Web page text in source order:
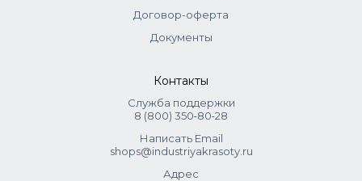
Договор-оферта
Документы
Контакты
Служба поддержки
8 (800) 350‑80‑28
Написать Email
shops@industriyakrasoty.ru
Адрес